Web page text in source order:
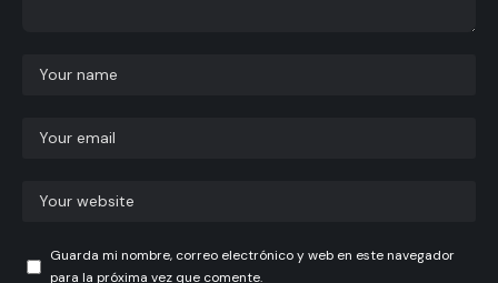
Guarda mi nombre, correo electrónico y web en este navegador
para la próxima vez que comente.